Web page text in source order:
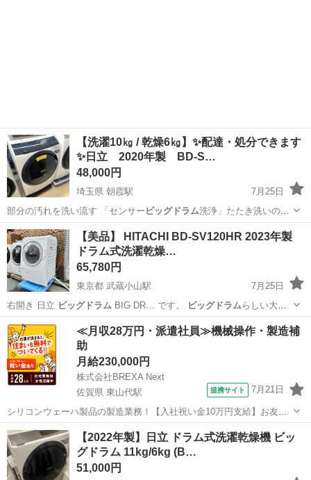
【洗濯10㎏ / 乾燥6㎏】✨配達・処分できます
✨日立 2020年製 BD-S…
48,000円
埼玉県 朝霞駅
7月25日
部分の汚れを洗い流す 「センサー ビッグドラム洗浄」たたき洗いの力
が強く、汚れを…
埼玉 朝霞市 朝霞駅
【美品】 HITACHI BD-SV120HR 2023年製
ドラム式洗濯乾燥…
65,780円
東京都 武蔵小山駅
7月25日
右開き 日立 ビッグドラム BIG DR… です。 ビッグドラム らしい大き
な投…
東京 品川区 武蔵小山駅 生活家電
≪月収28万円・派遣社員≫機械操作・製造補
助
月給230,000円
株式会社BREXA Next
佐賀県 東山代駅
提携サイト 7月21日
シリコンウェーハ製品の製造業務！【入社祝い金10万円支給】お友達
やカップルとの応募OK◎年間休日129日＆休出なしでプライベート充
実♪業務はクリーンルームで快適作業◎自社正社員登用制度あり★1食
300円～の格安食堂あり！《佐...
佐賀 伊万里市 東山代駅 その他
【2022年製】日立 ドラム式洗濯乾燥機 ビッ
グドラム 11kg/6kg (B…
51,000円